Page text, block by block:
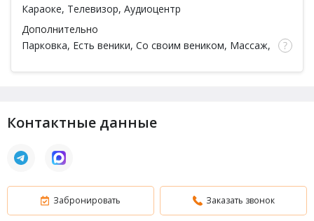
Караоке, Телевизор, Аудиоцентр
Дополнительно
Парковка, Есть веники, Со своим веником, Массаж,
Мыло
Контактные данные
Забронировать Заказать звонок